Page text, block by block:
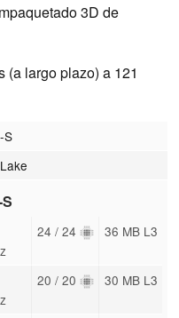
3D de
(a largo plazo) a 121
S
24 / 24 36 MB L3
20 / 20 30 MB L3